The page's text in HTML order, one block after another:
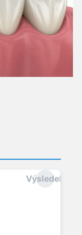
Výsledek